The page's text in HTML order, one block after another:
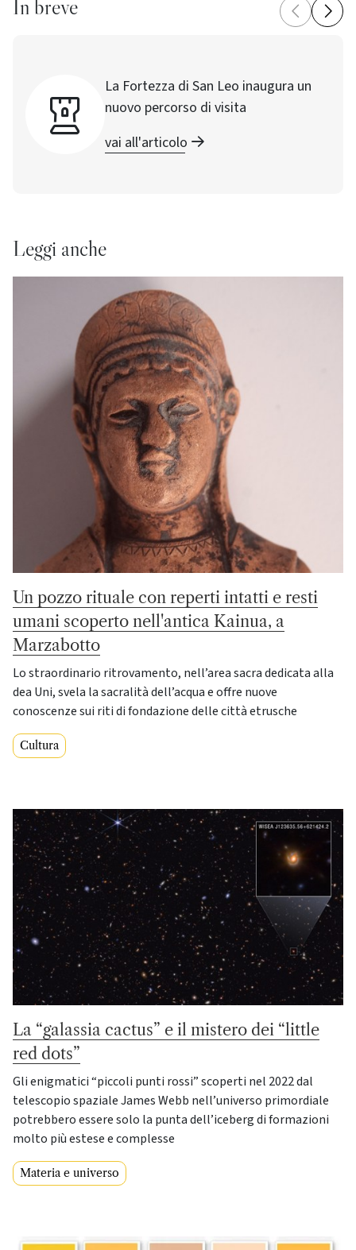
In breve
La Fortezza di San Leo inaugura un
nuovo percorso di visita
vai all'articolo
Leggi anche
Un pozzo rituale con reperti intatti e resti
umani scoperto nell'antica Kainua, a
Marzabotto
Lo straordinario ritrovamento, nell’area sacra dedicata alla
dea Uni, svela la sacralità dell’acqua e offre nuove
conoscenze sui riti di fondazione delle città etrusche
Cultura
La “galassia cactus” e il mistero dei “little
red dots”
Gli enigmatici “piccoli punti rossi” scoperti nel 2022 dal
telescopio spaziale James Webb nell’universo primordiale
potrebbero essere solo la punta dell’iceberg di formazioni
molto più estese e complesse
Materia e universo